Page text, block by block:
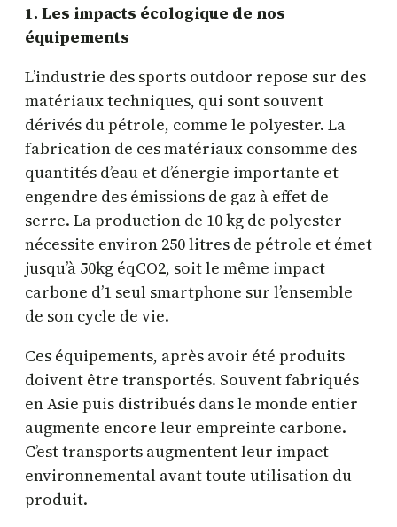
1. Les impacts écologique de nos
équipements
L’industrie des sports outdoor repose sur des
matériaux techniques, qui sont souvent
dérivés du pétrole, comme le polyester. La
fabrication de ces matériaux consomme des
quantités d’eau et d’énergie importante et
engendre des émissions de gaz à effet de
serre. La production de 10 kg de polyester
nécessite environ 250 litres de pétrole et émet
jusqu’à 50kg éqCO2, soit le même impact
carbone d’1 seul smartphone sur l’ensemble
de son cycle de vie.
Ces équipements, après avoir été produits
doivent être transportés. Souvent fabriqués
en Asie puis distribués dans le monde entier
augmente encore leur empreinte carbone.
C’est transports augmentent leur impact
environnemental avant toute utilisation du
produit.